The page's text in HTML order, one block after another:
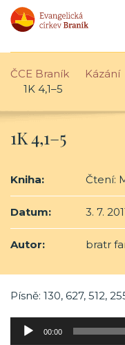
ČCE Braník Kázání
1K 4,1–5
1K 4,1–5
Kniha: Čtení:
Datum: 3. 7.
Autor: bratr
Písně: 130, 627, 512,
Audio
00:00